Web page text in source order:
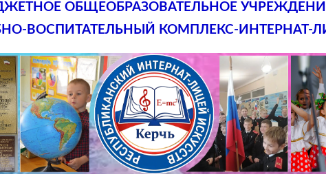
ОБЩЕОБРАЗОВАТЕЛЬНОЕ
ВОСПИТАТЕЛЬНЫЙ КОМПЛЕКС-ИНТЕРНАТ-